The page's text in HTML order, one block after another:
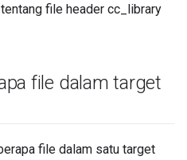
file header cc_library
file dalam target
file dalam satu target